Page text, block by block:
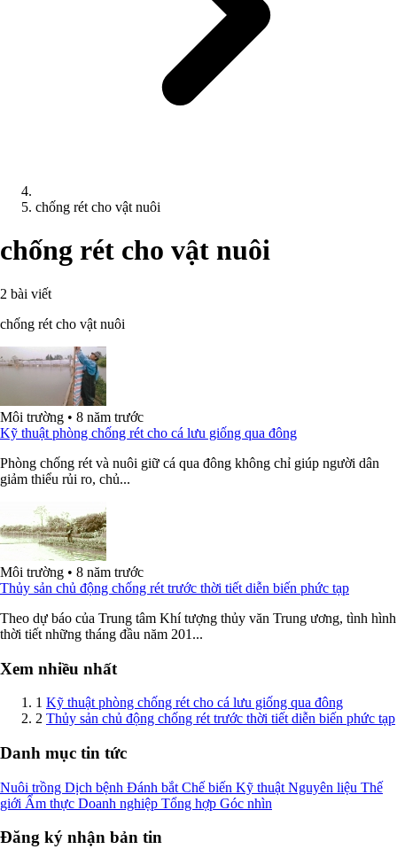
chống rét cho vật nuôi
chống rét cho vật nuôi
2 bài viết
chống rét cho vật nuôi
Môi trường • 8 năm trước
Kỹ thuật phòng chống rét cho cá lưu giống qua đông
Phòng chống rét và nuôi giữ cá qua đông không chỉ giúp người dân
giảm thiểu rủi ro, chủ...
Môi trường • 8 năm trước
Thủy sản chủ động chống rét trước thời tiết diễn biến phức tạp
Theo dự báo của Trung tâm Khí tượng thủy văn Trung ương, tình hình
thời tiết những tháng đầu năm 201...
Xem nhiều nhất
1 Kỹ thuật phòng chống rét cho cá lưu giống qua đông
2 Thủy sản chủ động chống rét trước thời tiết diễn biến phức tạp
Danh mục tin tức
Nuôi trồng Dịch bệnh Đánh bắt Chế biến Kỹ thuật Nguyên liệu Thế
giới Ẩm thực Doanh nghiệp Tổng hợp Góc nhìn
Đăng ký nhận bản tin